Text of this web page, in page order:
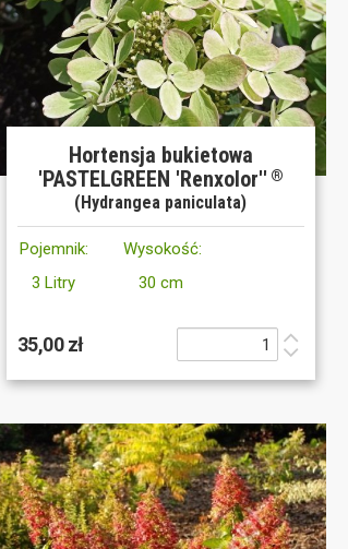
Hortensja bukietowa
'PASTELGREEN 'Renxolor'' ®
(Hydrangea paniculata)
Pojemnik:
3 Litry
Wysokość:
30 cm
35,00 zł